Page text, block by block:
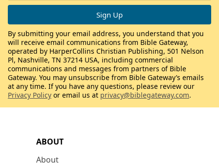
ABOUT
About
By submitting your email address, you understand that you
will receive email communications from Bible Gateway,
operated by HarperCollins Christian Publishing, 501 Nelson
Pl, Nashville, TN 37214 USA, including commercial
communications and messages from partners of Bible
Gateway. You may unsubscribe from Bible Gateway’s emails
at any time. If you have any questions, please review our
Privacy Policy or email us at privacy@biblegateway.com.